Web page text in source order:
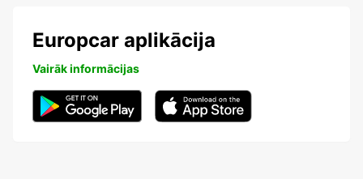
Europcar aplikācija
Vairāk informācijas